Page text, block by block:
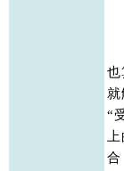
也
就
“
合